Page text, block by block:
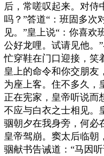
后，常嗟叹起来。对侍
吗？”答道“：班固多次
见。”皇上说“：你喜欢
公好龙哩。试请见他。
忙穿鞋在门口迎接，笑
皇上的命令和你交朋友
为座上客。住不多久，
正在宪家，皇帝听说而
不应与白衣之士相见。
骃朝夕在我身旁，何必
皇帝驾崩。窦太后临朝
骃献书告诫道：“马因